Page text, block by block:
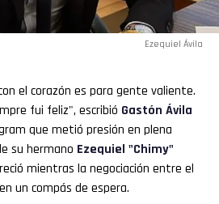
Ezequiel Ávila
con el corazón es para gente valiente.
fui feliz", escribió Gastón Ávila
que metió presión en plena
su hermano Ezequiel "Chimy"
mientras la negociación entre el
un compás de espera.